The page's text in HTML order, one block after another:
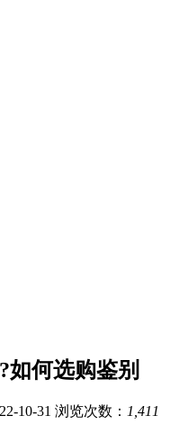
如何选购鉴别
10-31 浏览次数： 1,411